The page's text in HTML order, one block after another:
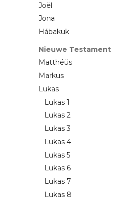
Joël
Jona
Hábakuk
Nieuwe Testament
Matthéüs
Markus
Lukas
Lukas 1
Lukas 2
Lukas 3
Lukas 4
Lukas 5
Lukas 6
Lukas 7
Lukas 8